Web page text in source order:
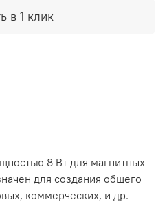
в 1 клик
8 Вт для магнитных
для создания общего
коммерческих, и др.